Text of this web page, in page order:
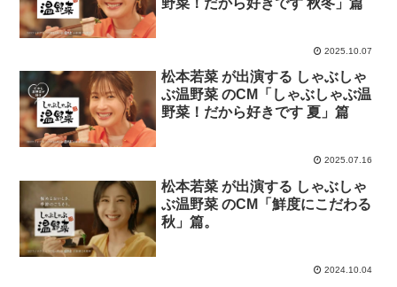
2025.10.07
松本若菜 が出演する しゃぶしゃ
ぶ温野菜 のCM「しゃぶしゃぶ温
野菜！だから好きです 夏」篇
2025.07.16
松本若菜 が出演する しゃぶしゃ
ぶ温野菜 のCM「鮮度にこだわる
秋」篇。
2024.10.04